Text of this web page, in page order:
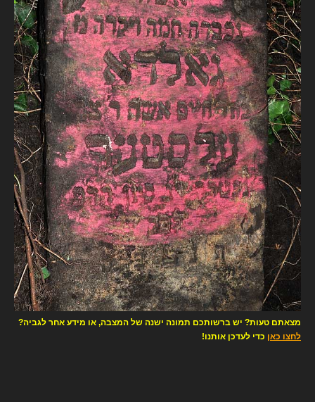
מצאתם טעות? יש ברשותכם תמונה ישנה של המצבה, או מידע אחר לגביה?
לחצו כאן כדי לעדכן אותנו!